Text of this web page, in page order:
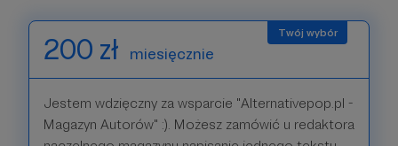
200 zł miesięcznie
Jestem wdzięczny za wsparcie "Alternativepop.pl -
Magazyn Autorów" :). Możesz zamówić u redaktora